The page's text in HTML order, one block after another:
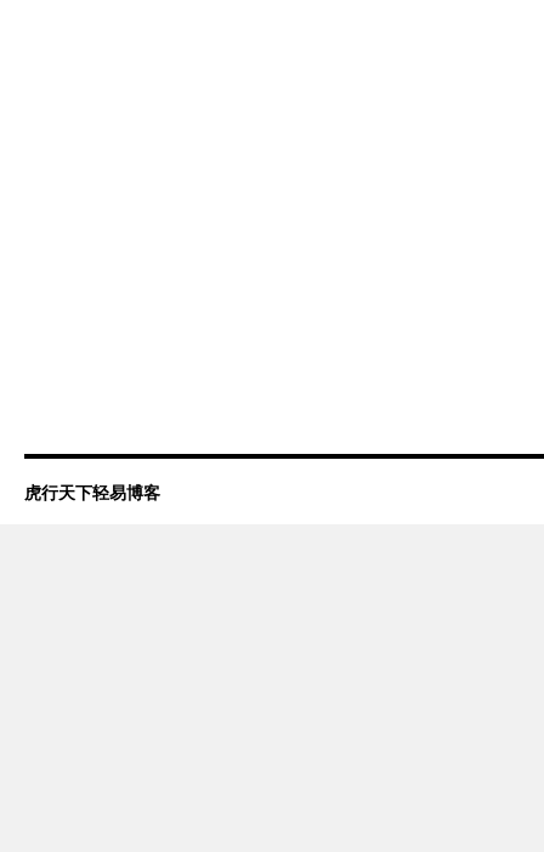
虎行天下轻易博客